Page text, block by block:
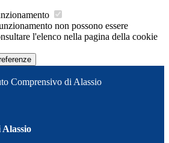
non possono essere
l'elenco nella pagina della cookie
Comprensivo di Alassio